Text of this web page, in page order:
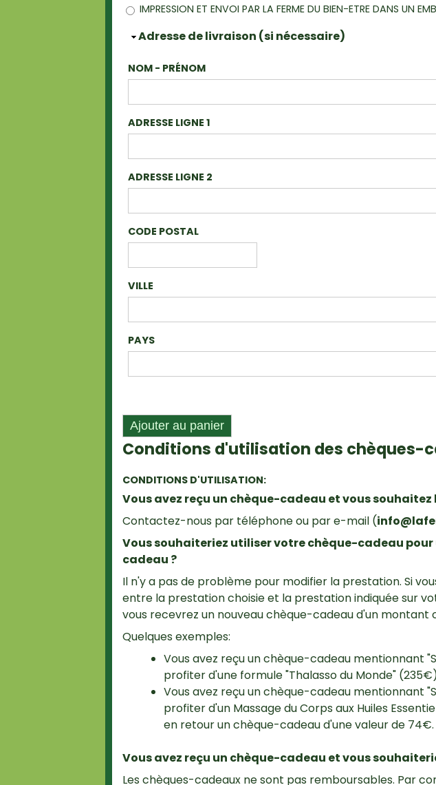
IMPRESSION ET ENVOI PAR LA FERME DU BIEN-ETRE DANS UN
Masquer
Adresse de livraison (si nécessaire)
NOM - PRÉNOM
ADRESSE LIGNE 1
ADRESSE LIGNE 2
CODE POSTAL
VILLE
PAYS
Conditions d'utilisation des chèques-
CONDITIONS D'UTILISATION:
Vous avez reçu un chèque-cadeau et vous souhaitez
Contactez-nous par téléphone ou par e-mail (
Vous souhaiteriez utiliser votre chèque-cadeau
cadeau ?
Il n'y a pas de problème pour modifier la prestation. Si
entre la prestation choisie et la prestation indiquée sur
vous recevrez un nouveau chèque-cadeau d'un
Quelques exemples:
Vous avez reçu un chèque-cadeau mentionnant
profiter d'une formule "Thalasso du Monde"
Vous avez reçu un chèque-cadeau mentionnant
profiter d'un Massage du Corps aux Huiles
en retour un chèque-cadeau d'une valeur de 74€.
Vous avez reçu un chèque-cadeau et vous
Les chèques-cadeaux ne sont pas remboursables. Par